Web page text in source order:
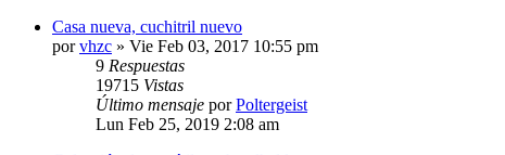
Casa nueva, cuchitril nuevo
porvhzc » Vie Feb 03, 2017 10:55 pm
9 Respuestas
19715 Vistas
Último mensaje porPoltergeist
Lun Feb 25, 2019 2:08 am